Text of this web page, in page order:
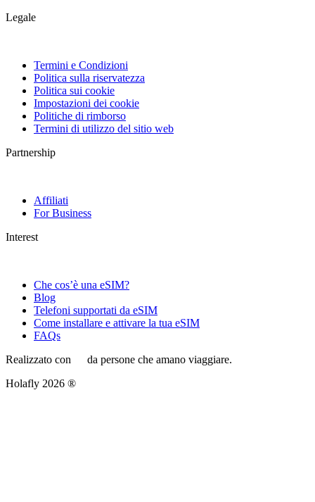
Legale
Termini e Condizioni
Politica sulla riservatezza
Politica sui cookie
Impostazioni dei cookie
Politiche di rimborso
Termini di utilizzo del sitio web
Partnership
Affiliati
For Business
Interest
Che cos’è una eSIM?
Blog
Telefoni supportati da eSIM
Come installare e attivare la tua eSIM
FAQs
Realizzato con
da persone che amano viaggiare.
Holafly 2026 ®